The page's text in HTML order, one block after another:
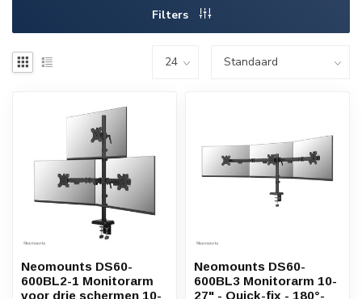
Filters
Neomounts DS60-
600BL2-1 Monitorarm
voor drie schermen 10-
Neomounts DS60-
600BL3 Monitorarm 10-
27" - Quick-fix - 180°-